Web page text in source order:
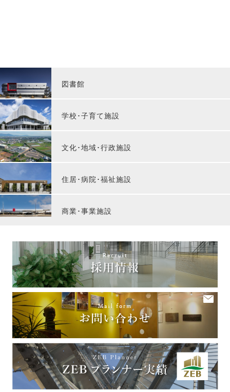
図書館
学校･子育て施設
文化･地域･行政施設
住居･病院･福祉施設
商業･事業施設